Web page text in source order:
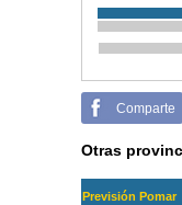
Comparte
Otras
Previsión Pomar